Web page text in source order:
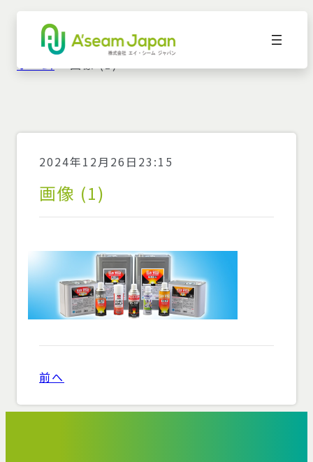
ホーム »画像 (1)
2024年12月26日23:15
画像 (1)
前へ